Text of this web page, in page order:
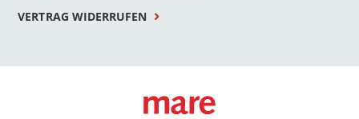
VERTRAG WIDERRUFEN